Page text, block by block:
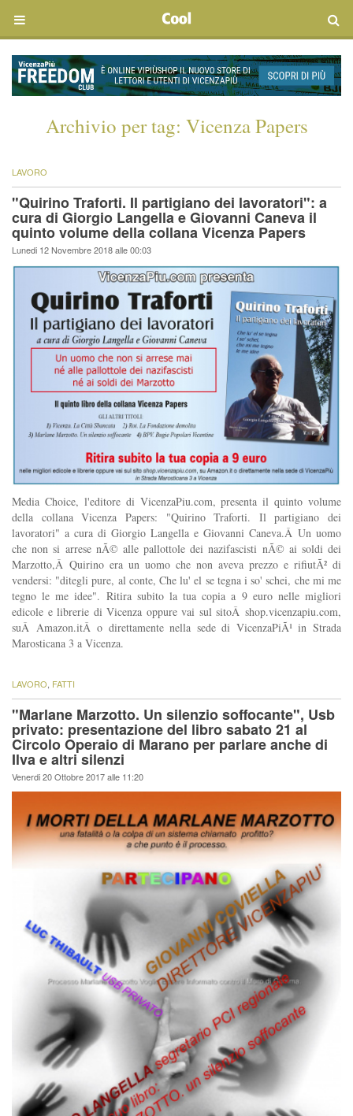
Archivio per tag: Vicenza Papers
LAVORO
"Quirino Traforti. Il partigiano dei lavoratori": a
cura di Giorgio Langella e Giovanni Caneva il
quinto volume della collana Vicenza Papers
Lunedi 12 Novembre 2018 alle 00:03
Media Choice, l'editore di VicenzaPiu.com, presenta il quinto volume
della collana Vicenza Papers: "Quirino Traforti. Il partigiano dei
lavoratori" a cura di Giorgio Langella e Giovanni Caneva.Â Un uomo
che non si arrese nÃ© alle pallottole dei nazifascisti nÃ© ai soldi dei
Marzotto,Â Quirino era un uomo che non aveva prezzo e rifiutÃ² di
vendersi: "ditegli pure, al conte, Che lu' el se tegna i so' schei, che mi me
tegno le me idee". Ritira subito la tua copia a 9 euro nelle migliori
edicole e librerie di Vicenza oppure vai sul sitoÂ shop.vicenzapiu.com,
suÂ Amazon.itÂ o direttamente nella sede di VicenzaPiÃ¹ in Strada
Marosticana 3 a Vicenza.
LAVORO FATTI
"Marlane Marzotto. Un silenzio soffocante", Usb
privato: presentazione del libro sabato 21 al
Circolo Operaio di Marano per parlare anche di
Ilva e altri silenzi
Venerdi 20 Ottobre 2017 alle 11:20